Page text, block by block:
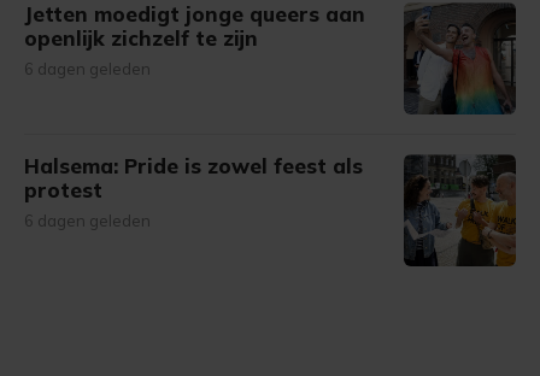
Jetten moedigt jonge queers aan
openlijk zichzelf te zijn
6 dagen geleden
Halsema: Pride is zowel feest als
protest
6 dagen geleden